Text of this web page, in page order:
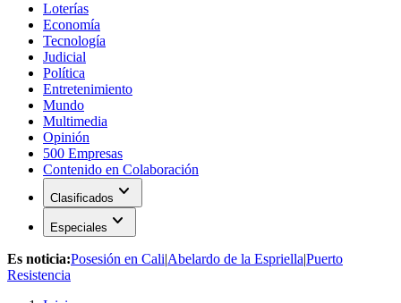
Loterías
Economía
Tecnología
Judicial
Política
Entretenimiento
Mundo
Multimedia
Opinión
500 Empresas
Contenido en Colaboración
Clasificados expand_more
Especiales expand_more
Es noticia:Posesión en Cali|Abelardo de la Espriella|Puerto
Resistencia